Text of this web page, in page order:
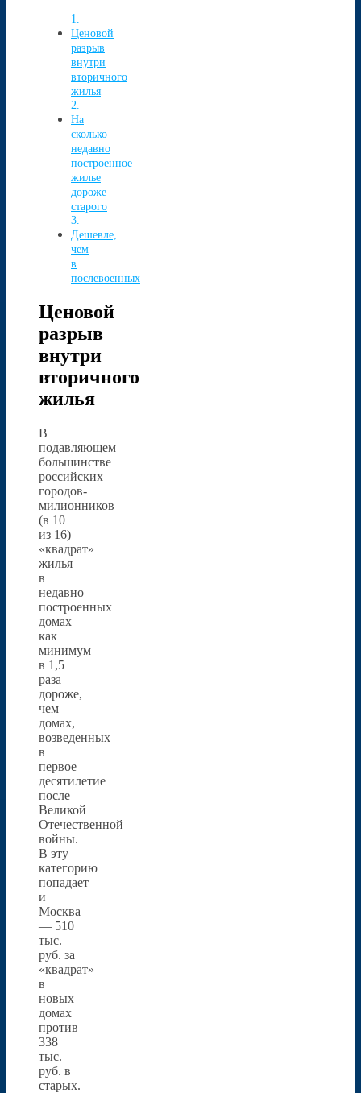
Ценовой
разрыв
внутри
вторичного
жилья
На
сколько
недавно
построенное
жилье
дороже
старого
Дешевле,
чем
в
послевоенных
Ценовой
разрыв
внутри
вторичного
жилья
В
подавляющем
большинстве
российских
городов-
милионников
(в 10
из 16)
«квадрат»
жилья
в
недавно
построенных
домах
как
минимум
в 1,5
раза
дороже,
чем
домах,
возведенных
в
первое
десятилетие
после
Великой
Отечественной
войны.
В эту
категорию
попадает
и
Москва
— 510
тыс.
руб. за
«квадрат»
в
новых
домах
против
338
тыс.
руб. в
старых.